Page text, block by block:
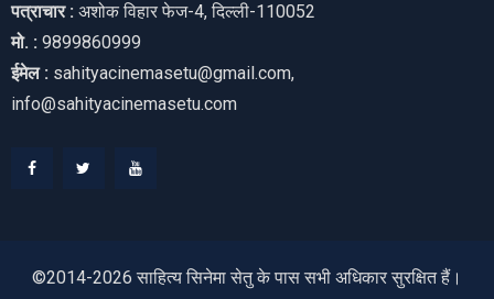
पत्राचार : अशोक विहार फेज-4, दिल्ली-110052
मो. : 9899860999
ईमेल : sahityacinemasetu@gmail.com,
info@sahityacinemasetu.com
©2014-2026 साहित्य सिनेमा सेतु के पास सभी अधिकार सुरक्षित हैं।